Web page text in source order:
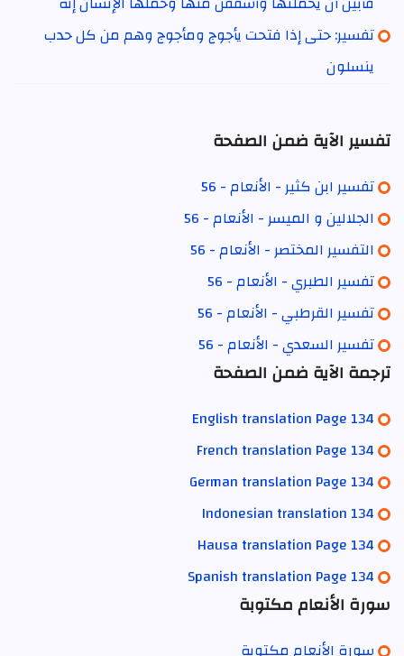
تفسير: حتى إذا فتحت يأجوج ومأجوج وهم من كل حدب
ينسلون
تفسير الآية ضمن الصفحة
تفسير ابن كثير - الأنعام - 56
الجلالين و الميسر - الأنعام - 56
التفسير المختصر - الأنعام - 56
تفسير الطبري - الأنعام - 56
تفسير القرطبي - الأنعام - 56
تفسير السعدي - الأنعام - 56
ترجمة الآية ضمن الصفحة
English translation Page 134
French translation Page 134
German translation Page 134
Indonesian translation 134
Hausa translation Page 134
Spanish translation Page 134
سورة الأنعام مكتوبة
سورة الأنعام مكتوبة